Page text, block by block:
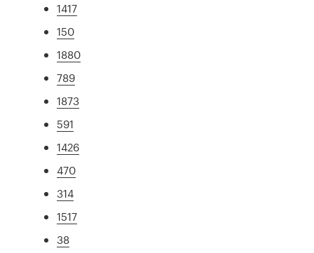
1417
150
1880
789
1873
591
1426
470
314
1517
38